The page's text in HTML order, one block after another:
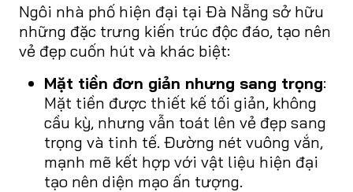
Ngôi nhà phố hiện đại tại Đà Nẵng sở hữu
những đặc trưng kiến trúc độc đáo, tạo nên
vẻ đẹp cuốn hút và khác biệt:
Mặt tiền đơn giản nhưng sang trọng:
Mặt tiền được thiết kế tối giản, không
cầu kỳ, nhưng vẫn toát lên vẻ đẹp sang
trọng và tinh tế. Đường nét vuông vắn,
mạnh mẽ kết hợp với vật liệu hiện đại
tạo nên diện mạo ấn tượng.